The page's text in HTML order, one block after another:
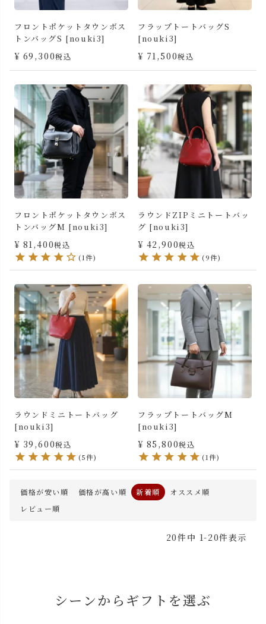
フロントポケットタウンボス
トンバッグS [nouki3]
¥ 69,300税込
フラップトートバッグS
[nouki3]
¥ 71,500税込
フロントポケットタウンボス
トンバッグM [nouki3]
¥ 81,400税込
(1件)
ラウンドZIPミニトートバッ
グ [nouki3]
¥ 42,900税込
(9件)
ラウンドミニトートバッグ
[nouki3]
¥ 39,600税込
(5件)
フラップトートバッグM
[nouki3]
¥ 85,800税込
(1件)
価格が安い順 価格が高い順 新着順
オススメ順
レビュー順
20件中 1-20件表示
シーンからギフトを選ぶ